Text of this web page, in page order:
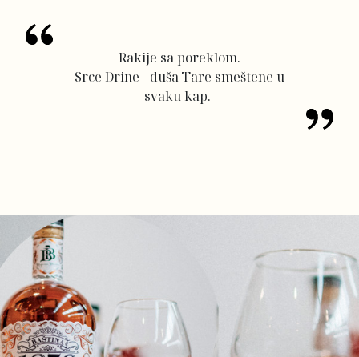
Rakije sa poreklom.
Srce Drine - duša Tare smeštene u
svaku kap.